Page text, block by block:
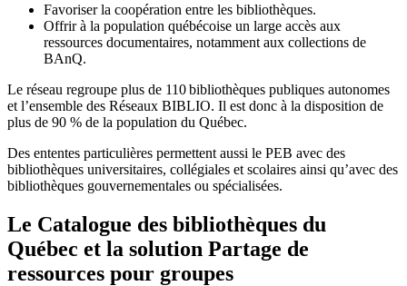
Favoriser la coopération entre les bibliothèques.
Offrir à la population québécoise un large accès aux
ressources documentaires, notamment aux collections de
BAnQ.
Le réseau regroupe plus de 110bibliothèques publiques autonomes
et l’ensemble des Réseaux BIBLIO. Il est donc à la disposition de
plus de 90 % de la population du Québec.
Des ententes particulières permettent aussi le PEB avec des
bibliothèques universitaires, collégiales et scolaires ainsi qu’avec des
bibliothèques gouvernementales ou spécialisées.
Le Catalogue des bibliothèques du
Québec et la solution Partage de
ressources pour groupes